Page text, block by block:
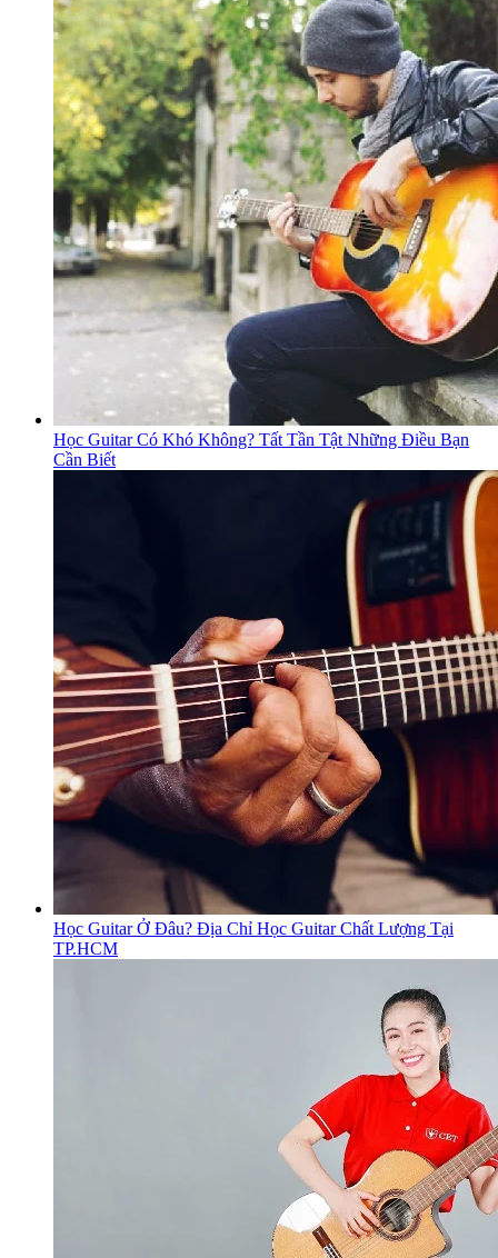
Học Guitar Có Khó Không? Tất Tần Tật Những Điều Bạn
Cần Biết
Học Guitar Ở Đâu? Địa Chỉ Học Guitar Chất Lượng Tại
TP.HCM